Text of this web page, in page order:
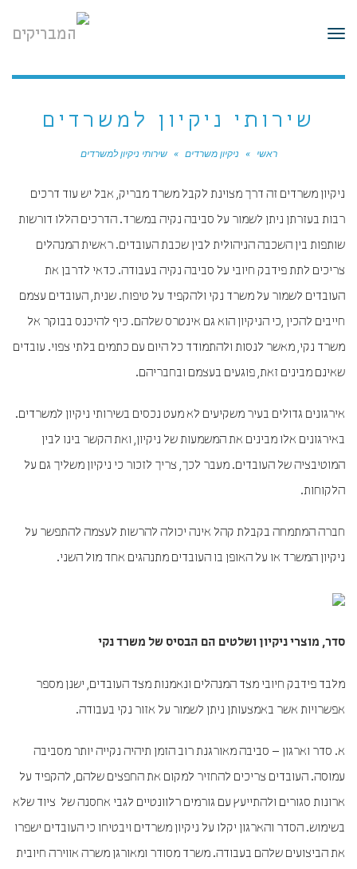
תפריט
שירותי ניקיון למשרדים
ראשי » ניקיון משרדים » שירותי ניקיון למשרדים
ניקיון משרדים זה דרך מצוינת לקבל משרד מבריק, אבל יש עוד דרכים
רבות בעזרתן ניתן לשמור על סביבה נקיה במשרד. הדרכים הללו דורשות
שותפות בין השכבה הניהולית לבין שכבת העובדים. ראשית המנהלים
צריכים לתת פידבק חיובי על סביבה נקיה בעבודה. כדאי לדרבן את
העובדים לשמור על משרד נקי ולהקפיד על טיפוח. שנית, העובדים עצמם
חייבים להכין ,כי הניקיון הוא גם אינטרס שלהם. כיף להיכנס בבוקר אל
משרד נקי, מאשר לנסות ולהתמודד כל היום עם כתמים בלתי צפוי. עובדים
שאינם מבינים זאת, פוגעים בעצמם ובחבריהם.
אירגונים גדולים בעיר משקיעים לא מעט נכסים בשירותי ניקיון למשרדים.
באירגונים אלו מבינים את המשמעות של ניקיון, ואת הקשר בינו לבין
המוטיבציה של העובדים. מעבר לכך, צריך לזכור כי ניקיון משליך גם על
הלקוחות.
חברה המתמחה בקבלת קהל אינה יכולה להרשות לעצמה להתפשר על
ניקיון המשרד או על האופן בו העובדים מתנהגים אחד מול השני.
סדר, מוצרי ניקיון ושלטים הם הבסיס של משרד נקי
מלבד פידבק חיובי מצד המנהלים ונאמנות מצד העובדים, ישנן מספר
אפשרויות אשר באמצעותן ניתן לשמור על אזור נקי בעבודה.
א. סדר וארגון – סביבה מאורגנת רוב הזמן תיהיה נקייה יותר מסביבה
עמוסה. העובדים צריכים להחזיר למקום את החפצים שלהם, להקפיד על
ארונות סגורים ולהתייעץ עם גורמים רלוונטיים לגבי אחסנה של ציוד שלא
בשימוש. הסדר והארגון יקלו על ניקיון משרדים ויבטיחו כי העובדים ישפרו
את הביצועים שלהם בעבודה. משרד מסודר ומאורגן משרה אווירה חיובית